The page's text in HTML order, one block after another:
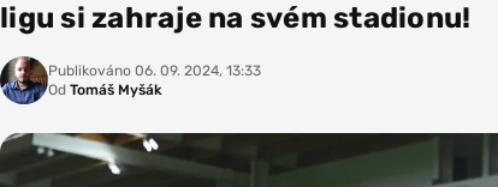
ligu si zahraje na svém stadionu!
Publikováno 06. 09. 2024, 13:33
Od Tomáš Myšák